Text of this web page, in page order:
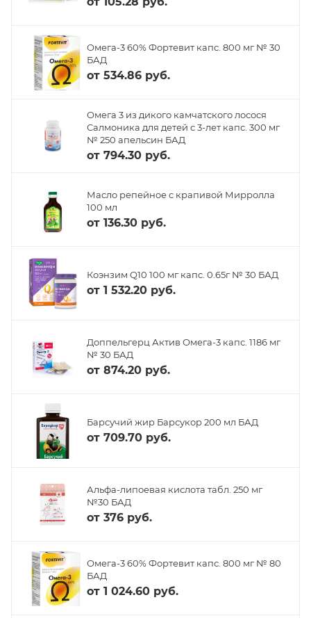
Омега-3 60% Фортевит капс. 800 мг № 30
БАД
от 534.86 руб.
Омега 3 из дикого камчатского лосося
Салмоника для детей с 3-лет капс. 300 мг
№ 250 апельсин БАД
от 794.30 руб.
Масло репейное с крапивой Мирролла
100 мл
от 136.30 руб.
Коэнзим Q10 100 мг капс. 0.65г № 30 БАД
от 1 532.20 руб.
Доппельгерц Актив Омега-3 капс. 1186 мг
№ 30 БАД
от 874.20 руб.
Барсучий жир Барсукор 200 мл БАД
от 709.70 руб.
Альфа-липоевая кислота табл. 250 мг
№30 БАД
от 376 руб.
Омега-3 60% Фортевит капс. 800 мг № 80
БАД
от 1 024.60 руб.